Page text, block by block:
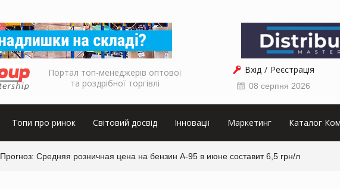
Портал топ-менеджерів оптової
та роздрібної торгівлі
Вхід Реєстрація
08 серпня 2026
Топи про ринок Світовий досвід Інновації Маркетинг Каталог
Прогноз: Средняя розничная цена на бензин А-95 в июне составит 6,5 грн/л